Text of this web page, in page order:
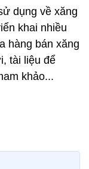
dụng về xăng
khai nhiều
hàng bán xăng
tài liệu để
khảo...